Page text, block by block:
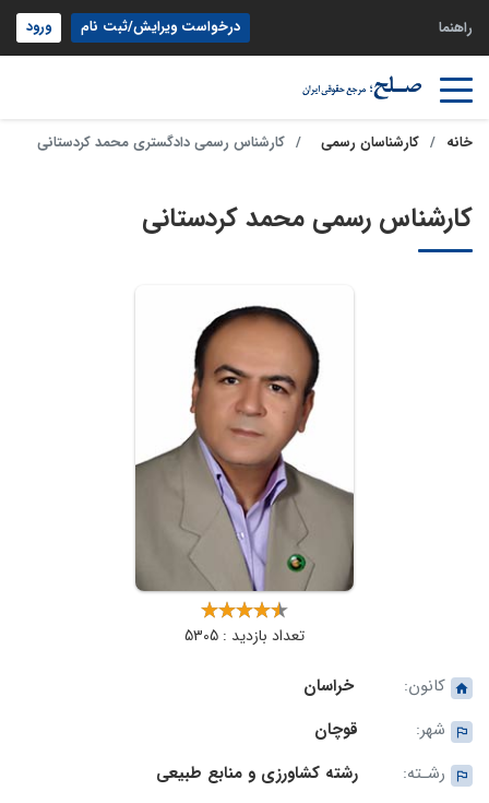
راهنما درخواست ویرایش/ثبت نام ورود
خانه کارشناسان رسمی کارشناس رسمی دادگستری محمد کردستانی
کارشناس رسمی محمد کردستانی
تعداد بازدید : 5305
کانون:
خراسان
شهر:
قوچان
رشـته:
رشته کشاورزی و منابع طبیعی